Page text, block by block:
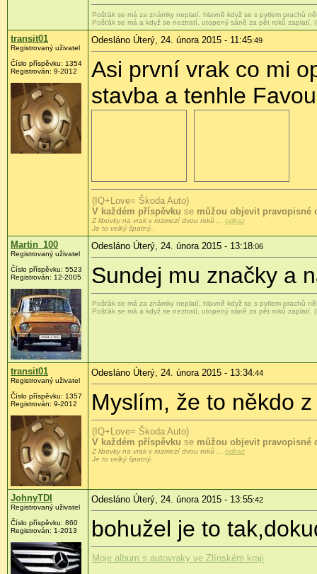
Pošťák se má za známky neplatí, hlavně když se s pytlem prachů
Pošťák se má a když se neztratí, utopený sáně za pět roků zaplatí.
transit01
Registrovaný uživatel
Číslo příspěvku: 1354
Registrován: 9-2012
Odesláno Úterý, 24. února 2015 - 11:45:49
Asi první vrak co mi
stavba a tenhle
(IQ+Love= Škoda Auto)
V každém příspěvku se můžou objevit pravopisné
Z libovky na vrak v rozmezí dvou roků ... odkaz
Je to velký špatný..
Martin_100
Registrovaný uživatel
Číslo příspěvku: 5523
Registrován: 12-2005
Odesláno Úterý, 24. února 2015 - 13:18:06
Sundej mu značky a
Pošťák se má za známky neplatí, hlavně když se s pytlem prachů
Pošťák se má a když se neztratí, utopený sáně za pět roků zaplatí.
transit01
Registrovaný uživatel
Číslo příspěvku: 1357
Registrován: 9-2012
Odesláno Úterý, 24. února 2015 - 13:34:44
Myslím, že to někdo
(IQ+Love= Škoda Auto)
V každém příspěvku se můžou objevit pravopisné
Z libovky na vrak v rozmezí dvou roků ... odkaz
Je to velký špatný..
JohnyTDI
Registrovaný uživatel
Číslo příspěvku: 860
Registrován: 1-2013
Odesláno Úterý, 24. února 2015 - 13:55:42
bohužel je to
Moje album s autovraky ve Zlínském kraji